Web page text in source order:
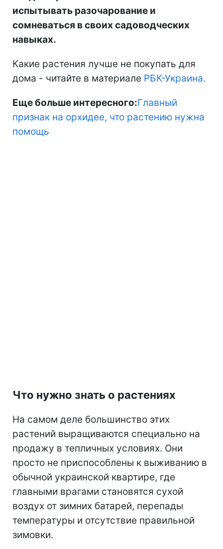
испытывать разочарование и
сомневаться в своих садоводческих
навыках.
Какие растения лучше не покупать для
дома - читайте в материале РБК-Украина.
Еще больше интересного:Главный
признак на орхидее, что растению нужна
помощь
Что нужно знать о растениях
На самом деле большинство этих
растений выращиваются специально на
продажу в тепличных условиях. Они
просто не приспособлены к выживанию в
обычной украинской квартире, где
главными врагами становятся сухой
воздух от зимних батарей, перепады
температуры и отсутствие правильной
зимовки.